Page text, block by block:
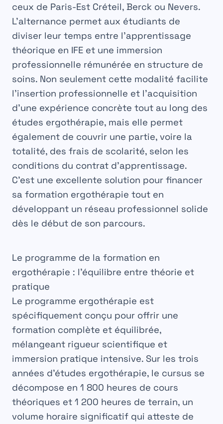
ceux de Paris-Est Créteil, Berck ou Nevers.
L’alternance permet aux étudiants de
diviser leur temps entre l’apprentissage
théorique en IFE et une immersion
professionnelle rémunérée en structure de
soins. Non seulement cette modalité facilite
l’insertion professionnelle et l’acquisition
d’une expérience concrète tout au long des
études ergothérapie, mais elle permet
également de couvrir une partie, voire la
totalité, des frais de scolarité, selon les
conditions du contrat d’apprentissage.
C’est une excellente solution pour financer
sa formation ergothérapie tout en
développant un réseau professionnel solide
dès le début de son parcours.
Le programme de la formation en
ergothérapie : l’équilibre entre théorie et
pratique
Le programme ergothérapie est
spécifiquement conçu pour offrir une
formation complète et équilibrée,
mélangeant rigueur scientifique et
immersion pratique intensive. Sur les trois
années d’études ergothérapie, le cursus se
décompose en 1 800 heures de cours
théoriques et 1 200 heures de terrain, un
volume horaire significatif qui atteste de